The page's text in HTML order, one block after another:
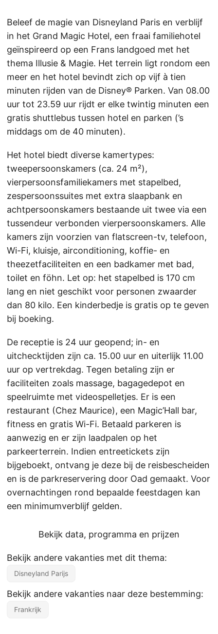
Beleef de magie van Disneyland Paris en verblijf
in het Grand Magic Hotel, een fraai familiehotel
geïnspireerd op een Frans landgoed met het
thema Illusie & Magie. Het terrein ligt rondom een
meer en het hotel bevindt zich op vijf à tien
minuten rijden van de Disney® Parken. Van 08.00
uur tot 23.59 uur rijdt er elke twintig minuten een
gratis shuttlebus tussen hotel en parken (’s
middags om de 40 minuten).
Het hotel biedt diverse kamertypes:
tweepersoonskamers (ca. 24 m²),
vierpersoonsfamiliekamers met stapelbed,
zespersoonssuites met extra slaapbank en
achtpersoonskamers bestaande uit twee via een
tussendeur verbonden vierpersoonskamers. Alle
kamers zijn voorzien van flatscreen-tv, telefoon,
Wi-Fi, kluisje, airconditioning, koffie- en
theezetfaciliteiten en een badkamer met bad,
toilet en föhn. Let op: het stapelbed is 170 cm
lang en niet geschikt voor personen zwaarder
dan 80 kilo. Een kinderbedje is gratis op te geven
bij boeking.
De receptie is 24 uur geopend; in- en
uitchecktijden zijn ca. 15.00 uur en uiterlijk 11.00
uur op vertrekdag. Tegen betaling zijn er
faciliteiten zoals massage, bagagedepot en
speelruimte met videospelletjes. Er is een
restaurant (Chez Maurice), een Magic’Hall bar,
fitness en gratis Wi-Fi. Betaald parkeren is
aanwezig en er zijn laadpalen op het
parkeerterrein. Indien entreetickets zijn
bijgeboekt, ontvang je deze bij de reisbescheiden
en is de parkreservering door Oad gemaakt. Voor
overnachtingen rond bepaalde feestdagen kan
een minimumverblijf gelden.
Bekijk data, programma en prijzen
Bekijk andere vakanties met dit thema:
Disneyland Parijs
Bekijk andere vakanties naar deze bestemming:
Frankrijk